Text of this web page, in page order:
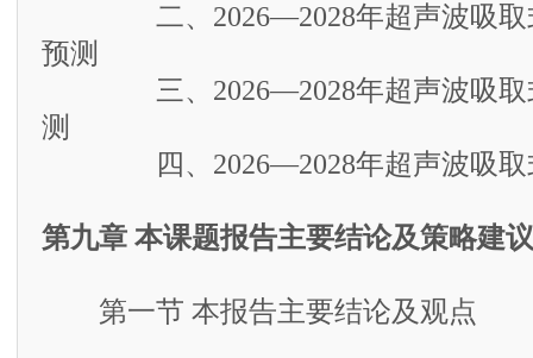
二、2026—2028年超声波吸取式
预测
三、2026—2028年超声波吸取式
测
四、2026—2028年超声波吸取式
第九章 本课题报告主要结论及策略建议
第一节 本报告主要结论及观点